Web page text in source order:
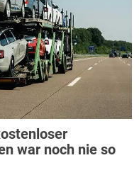
war noch nie so